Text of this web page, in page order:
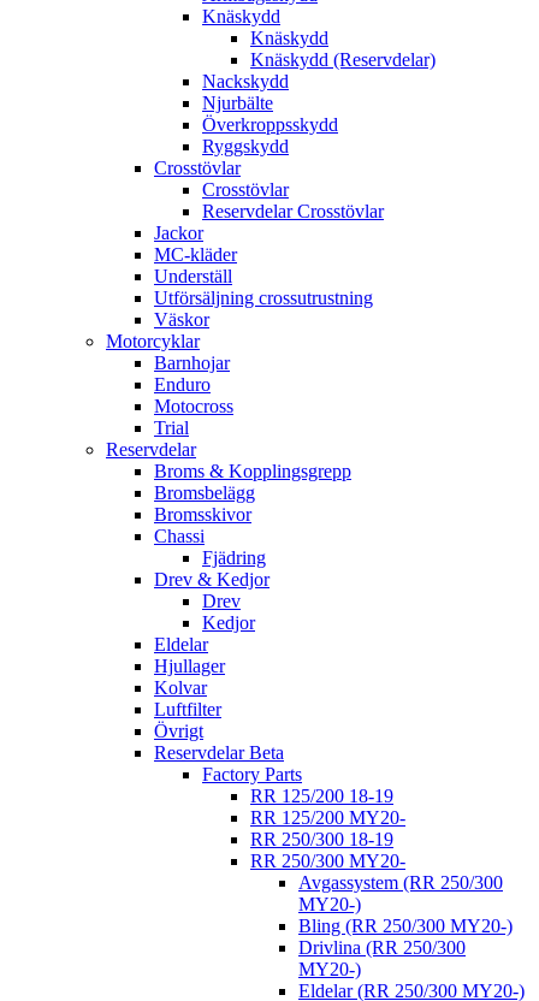
Knäskydd
Knäskydd
Knäskydd (Reservdelar)
Nackskydd
Njurbälte
Överkroppsskydd
Ryggskydd
Crosstövlar
Crosstövlar
Reservdelar Crosstövlar
Jackor
MC-kläder
Underställ
Utförsäljning crossutrustning
Väskor
Motorcyklar
Barnhojar
Enduro
Motocross
Trial
Reservdelar
Broms & Kopplingsgrepp
Bromsbelägg
Bromsskivor
Chassi
Fjädring
Drev & Kedjor
Drev
Kedjor
Eldelar
Hjullager
Kolvar
Luftfilter
Övrigt
Reservdelar Beta
Factory Parts
RR 125/200 18-19
RR 125/200 MY20-
RR 250/300 18-19
RR 250/300 MY20-
Avgassystem (RR 250/300
MY20-)
Bling (RR 250/300 MY20-)
Drivlina (RR 250/300
MY20-)
Eldelar (RR 250/300 MY20-)